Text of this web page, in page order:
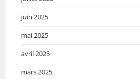
juin 2025
mai 2025
avril 2025
mars 2025